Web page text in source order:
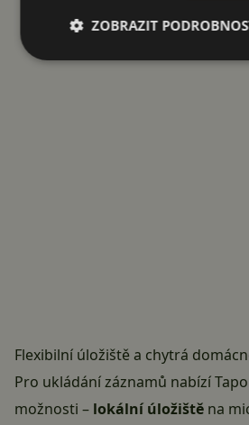
Flexibilní úložiště a chytrá
Pro ukládání záznamů nabízí
možnosti – lokální úložiště na
ZOBRAZIT